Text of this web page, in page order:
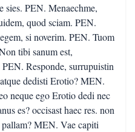
sies. PEN. Menaechme,
quod sciam. PEN.
si noverim. PEN. Tuom
tibi sanum est,
Responde, surrupuistin
dedisti Erotio? MEN.
neque ego Erotio dedi nec
es? occisast haec res. non
MEN. Vae capiti